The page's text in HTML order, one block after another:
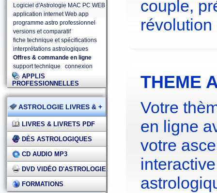
Logiciel d'Astrologie MAC PC WEB
application internet Web app
programme astro professionnel
versions et comparatif
fiche technique et spécifications
interprétations astrologiques
Offres & commande en ligne
support technique
connexion
APPLIS
PROFESSIONNELLES
ASTROLOGIE LIVRES & +
LIVRES & LIVRETS PDF
DÉS ASTROLOGIQUES
CD AUDIO MP3
DVD VIDÉO D'ASTROLOGIE
FORMATIONS
couple,
THEME
Votre
en ligne
votre